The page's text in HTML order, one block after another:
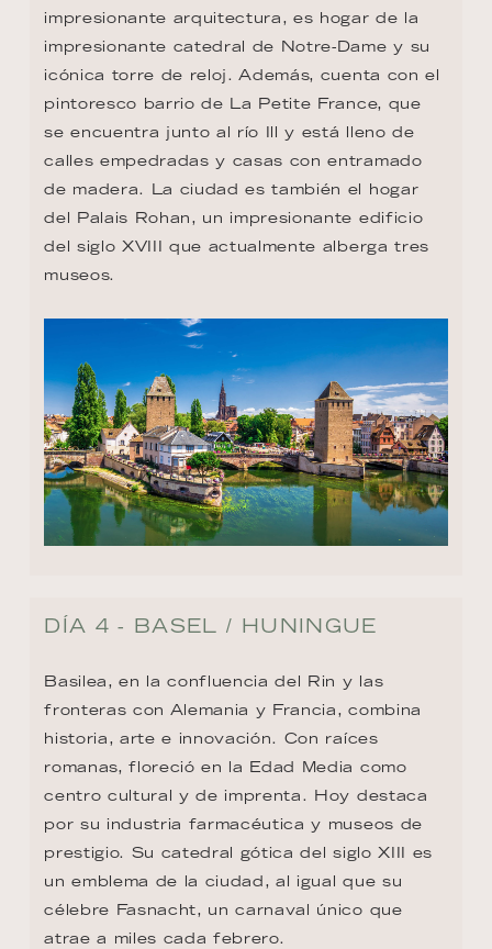
impresionante arquitectura, es hogar de la
impresionante catedral de Notre-Dame y su
icónica torre de reloj. Además, cuenta con el
pintoresco barrio de La Petite France, que
se encuentra junto al río Ill y está lleno de
calles empedradas y casas con entramado
de madera. La ciudad es también el hogar
del Palais Rohan, un impresionante edificio
del siglo XVIII que actualmente alberga tres
museos.
DÍA 4 - BASEL / HUNINGUE
Basilea, en la confluencia del Rin y las
fronteras con Alemania y Francia, combina
historia, arte e innovación. Con raíces
romanas, floreció en la Edad Media como
centro cultural y de imprenta. Hoy destaca
por su industria farmacéutica y museos de
prestigio. Su catedral gótica del siglo XIII es
un emblema de la ciudad, al igual que su
célebre Fasnacht, un carnaval único que
atrae a miles cada febrero.